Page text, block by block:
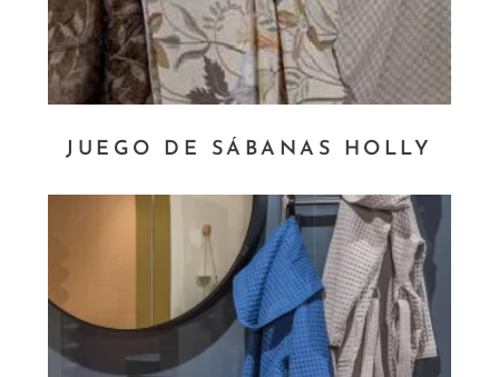
JUEGO DE SÁBANAS HOLLY